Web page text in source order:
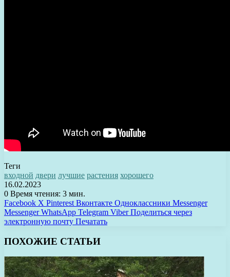
Теги
входной двери лучшие растения хорошего
16.02.2023
0 Время чтения: 3 мин.
Facebook X Pinterest Вконтакте Одноклассники Messenger
Messenger WhatsApp Telegram Viber Поделиться через
электронную почту Печатать
ПОХОЖИЕ СТАТЬИ